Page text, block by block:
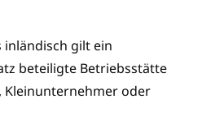
gilt ein
beteiligte Betriebsstätte
Kleinunternehmer oder